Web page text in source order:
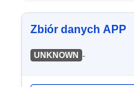
Zbiór danych APP
UNKNOWN -